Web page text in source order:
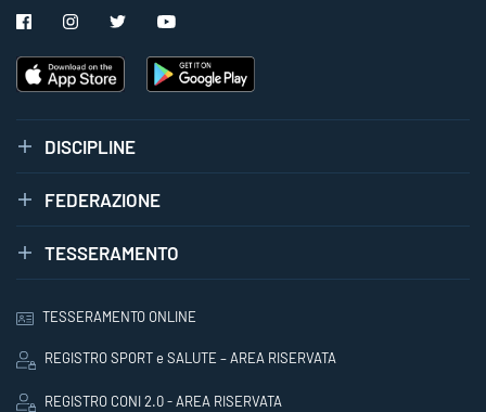
DISCIPLINE
FEDERAZIONE
TESSERAMENTO
TESSERAMENTO ONLINE
REGISTRO SPORT e SALUTE – AREA RISERVATA
REGISTRO CONI 2.0 - AREA RISERVATA